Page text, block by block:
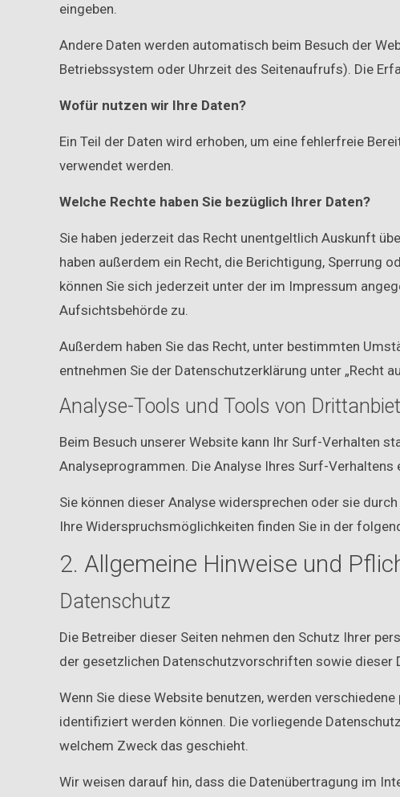
eingeben.
Andere Daten werden automatisch beim Besuch der
Betriebssystem oder Uhrzeit des Seitenaufrufs). Die
Wofür nutzen wir Ihre Daten?
Ein Teil der Daten wird erhoben, um eine fehlerfreie
verwendet werden.
Welche Rechte haben Sie bezüglich Ihrer Daten?
Sie haben jederzeit das Recht unentgeltlich Auskunft
haben außerdem ein Recht, die Berichtigung, Sperrung
können Sie sich jederzeit unter der im Impressum
Aufsichtsbehörde zu.
Außerdem haben Sie das Recht, unter bestimmten
entnehmen Sie der Datenschutzerklärung unter „Recht
Analyse-Tools und Tools von
Beim Besuch unserer Website kann Ihr Surf-Verhalten
Analyseprogrammen. Die Analyse Ihres Surf-
Sie können dieser Analyse widersprechen oder sie
Ihre Widerspruchsmöglichkeiten finden Sie in der
2. Allgemeine Hinweise und
Datenschutz
Die Betreiber dieser Seiten nehmen den Schutz Ihrer
der gesetzlichen Datenschutzvorschriften sowie dieser
Wenn Sie diese Website benutzen, werden
identifiziert werden können. Die vorliegende
welchem Zweck das geschieht.
Wir weisen darauf hin, dass die Datenübertragung im